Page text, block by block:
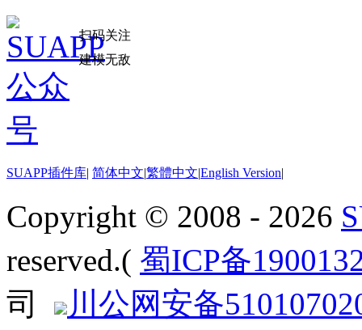
扫码关注
建模无敌
SUAPP插件库| 简体中文|繁體中文|English Version|
Copyright © 2008 - 2026
reserved.( 蜀ICP备
司
川公网安备